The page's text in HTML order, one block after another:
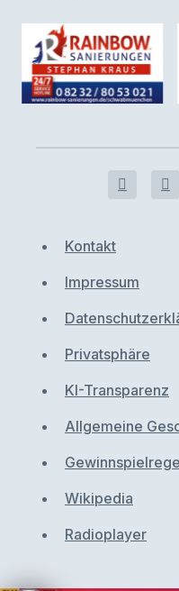
Kontakt
Impressum
Privatsphäre
KI-Transparenz
Allgemeine
Wikipedia
Radioplayer